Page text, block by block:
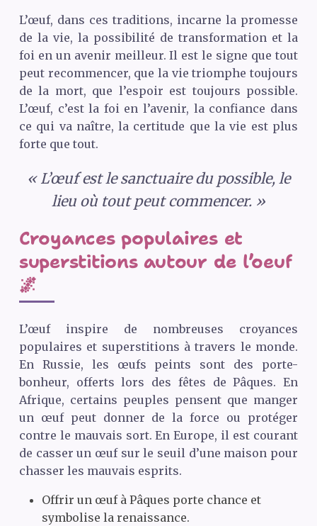
L’œuf, dans ces traditions, incarne la promesse
de la vie, la possibilité de transformation et la
foi en un avenir meilleur. Il est le signe que tout
peut recommencer, que la vie triomphe toujours
de la mort, que l’espoir est toujours possible.
L’œuf, c’est la foi en l’avenir, la confiance dans
ce qui va naître, la certitude que la vie est plus
forte que tout.
« L’œuf est le sanctuaire du possible, le
lieu où tout peut commencer. »
Croyances populaires et
superstitions autour de l’oeuf
🌌
L’œuf inspire de nombreuses croyances
populaires et superstitions à travers le monde.
En Russie, les œufs peints sont des porte-
bonheur, offerts lors des fêtes de Pâques. En
Afrique, certains peuples pensent que manger
un œuf peut donner de la force ou protéger
contre le mauvais sort. En Europe, il est courant
de casser un œuf sur le seuil d’une maison pour
chasser les mauvais esprits.
Offrir un œuf à Pâques porte chance et
symbolise la renaissance.